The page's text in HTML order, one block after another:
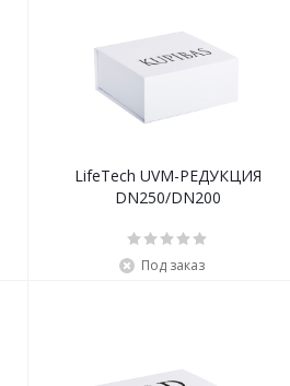
LifeTech UVM-РЕДУКЦИЯ
DN250/DN200
Под заказ